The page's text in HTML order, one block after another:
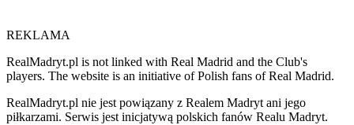
REKLAMA
RealMadryt.pl is not linked with Real Madrid and the Club's
players. The website is an initiative of Polish fans of Real Madrid.
RealMadryt.pl nie jest powiązany z Realem Madryt ani jego
piłkarzami. Serwis jest inicjatywą polskich fanów Realu Madryt.